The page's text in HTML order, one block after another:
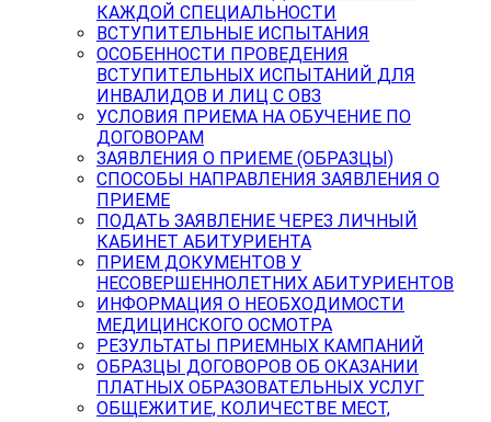
КАЖДОЙ СПЕЦИАЛЬНОСТИ
ВСТУПИТЕЛЬНЫЕ ИСПЫТАНИЯ
ОСОБЕННОСТИ ПРОВЕДЕНИЯ
ВСТУПИТЕЛЬНЫХ ИСПЫТАНИЙ ДЛЯ
ИНВАЛИДОВ И ЛИЦ С ОВЗ
УСЛОВИЯ ПРИЕМА НА ОБУЧЕНИЕ ПО
ДОГОВОРАМ
ЗАЯВЛЕНИЯ О ПРИЕМЕ (ОБРАЗЦЫ)
СПОСОБЫ НАПРАВЛЕНИЯ ЗАЯВЛЕНИЯ О
ПРИЕМЕ
ПОДАТЬ ЗАЯВЛЕНИЕ ЧЕРЕЗ ЛИЧНЫЙ
КАБИНЕТ АБИТУРИЕНТА
ПРИЕМ ДОКУМЕНТОВ У
НЕСОВЕРШЕННОЛЕТНИХ АБИТУРИЕНТОВ
ИНФОРМАЦИЯ О НЕОБХОДИМОСТИ
МЕДИЦИНСКОГО ОСМОТРА
РЕЗУЛЬТАТЫ ПРИЕМНЫХ КАМПАНИЙ
ОБРАЗЦЫ ДОГОВОРОВ ОБ ОКАЗАНИИ
ПЛАТНЫХ ОБРАЗОВАТЕЛЬНЫХ УСЛУГ
ОБЩЕЖИТИЕ, КОЛИЧЕСТВЕ МЕСТ,